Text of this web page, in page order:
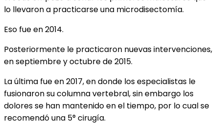
lo llevaron a practicarse una microdisectomía.
Eso fue en 2014.
Posteriormente le practicaron nuevas intervenciones,
en septiembre y octubre de 2015.
La última fue en 2017, en donde los especialistas le
fusionaron su columna vertebral, sin embargo los
dolores se han mantenido en el tiempo, por lo cual se
recomendó una 5° cirugía.